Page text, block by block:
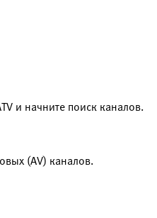
и начните поиск каналов.
(AV) каналов.